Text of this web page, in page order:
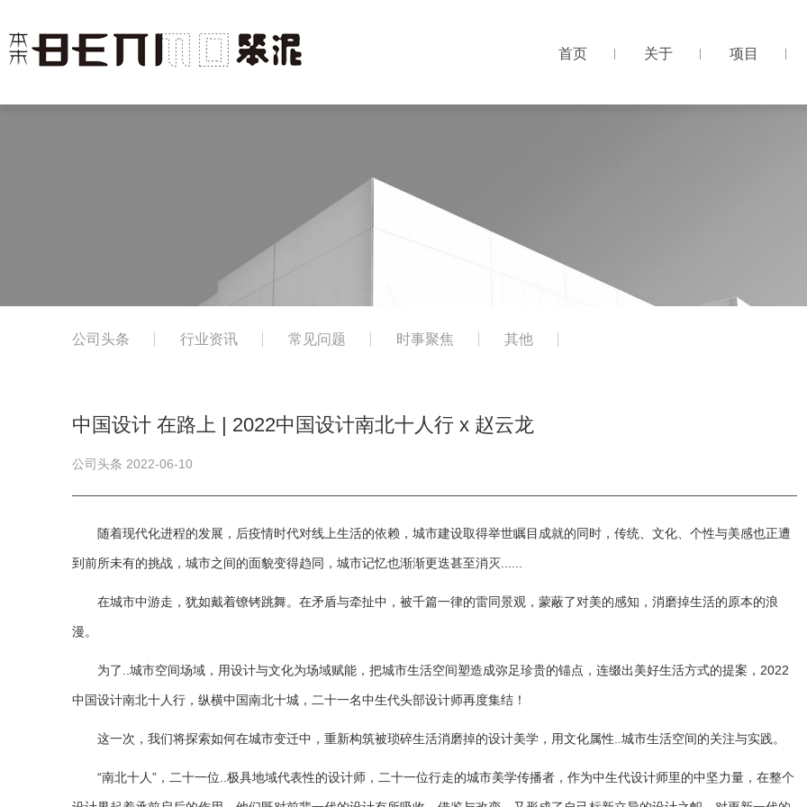
首页 关于 项目
公司头条 行业资讯 常见问题 时事聚焦 其他
中国设计 在路上 | 2022中国设计南北十人行 x 赵云龙
公司头条 2022-06-10
随着现代化进程的发展，后疫情时代对线上生活的依赖，城市建设取得举世瞩目成就的同时，传统、文化、个性与美感也正遭
到前所未有的挑战，城市之间的面貌变得趋同，城市记忆也渐渐更迭甚至消灭......
在城市中游走，犹如戴着镣铐跳舞。在矛盾与牵扯中，被千篇一律的雷同景观，蒙蔽了对美的感知，消磨掉生活的原本的浪
漫。
为了..城市空间场域，用设计与文化为场域赋能，把城市生活空间塑造成弥足珍贵的锚点，连缀出美好生活方式的提案，2022
中国设计南北十人行，纵横中国南北十城，二十一名中生代头部设计师再度集结！
这一次，我们将探索如何在城市变迁中，重新构筑被琐碎生活消磨掉的设计美学，用文化属性..城市生活空间的关注与实践。
“南北十人”，二十一位..极具地域代表性的设计师，二十一位行走的城市美学传播者，作为中生代设计师里的中坚力量，在整个